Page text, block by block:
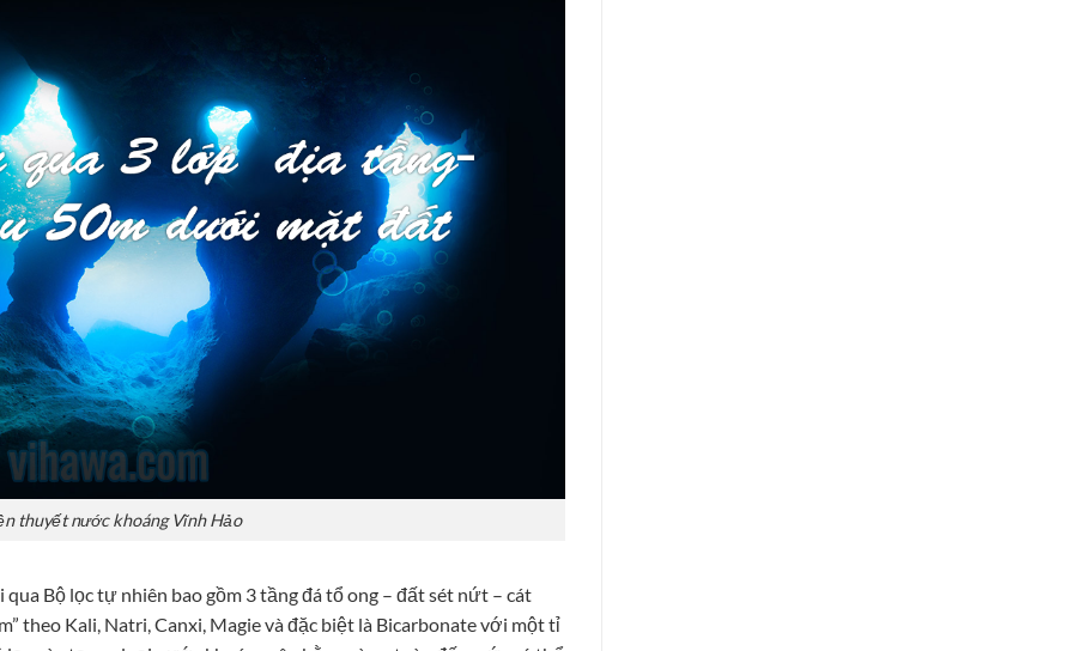
thuyết nước khoáng Vĩnh Hảo
Bộ lọc tự nhiên bao gồm 3 tầng đá tổ ong – đất sét nứt – cát
theo Kali, Natri, Canxi, Magie và đặc biệt là Bicarbonate với một tỉ